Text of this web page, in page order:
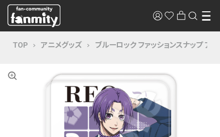
TOP アニメグッズ ブルーロック ファッションスナップ